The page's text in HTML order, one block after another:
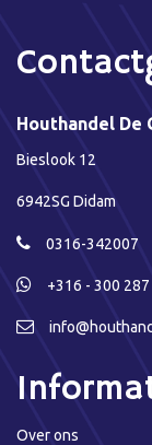
Houthandel De
Bieslook 12
6942SG Didam
0316-342007
+316 - 300 287
Over ons